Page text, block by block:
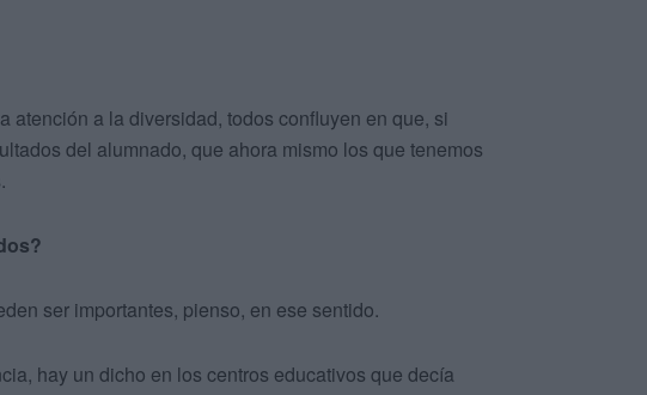
atención a la diversidad, todos confluyen en que, si
del alumnado, que ahora mismo los que tenemos
ser importantes, pienso, en ese sentido.
hay un dicho en los centros educativos que decía